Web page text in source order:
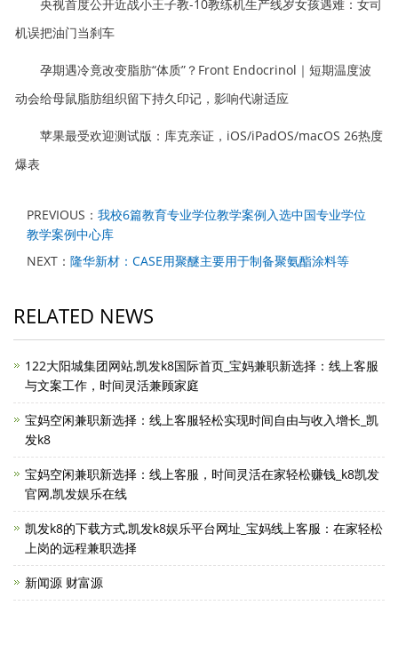
央视首度公开近战小王子教-10教练机生产线岁女孩遇难：女司
机误把油门当刹车
孕期遇冷竟改变脂肪“体质”？Front Endocrinol｜短期温度波
动会给母鼠脂肪组织留下持久印记，影响代谢适应
苹果最受欢迎测试版：库克亲证，iOS/iPadOS/macOS 26热度
爆表
PREVIOUS： 我校6篇教育专业学位教学案例入选中国专业学位
教学案例中心库
NEXT： 隆华新材：CASE用聚醚主要用于制备聚氨酯涂料等
RELATED NEWS
122大阳城集团网站,凯发k8国际首页_宝妈兼职新选择：线上客服
与文案工作，时间灵活兼顾家庭
宝妈空闲兼职新选择：线上客服轻松实现时间自由与收入增长_凯
发k8
宝妈空闲兼职新选择：线上客服，时间灵活在家轻松赚钱_k8凯发
官网,凯发娱乐在线
凯发k8的下载方式,凯发k8娱乐平台网址_宝妈线上客服：在家轻松
上岗的远程兼职选择
新闻源 财富源